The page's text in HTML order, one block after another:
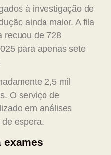
à investigação de
ainda maior. A fila
recuou de 728
para apenas sete
2,5 mil
O serviço de
em análises
espera.
exames